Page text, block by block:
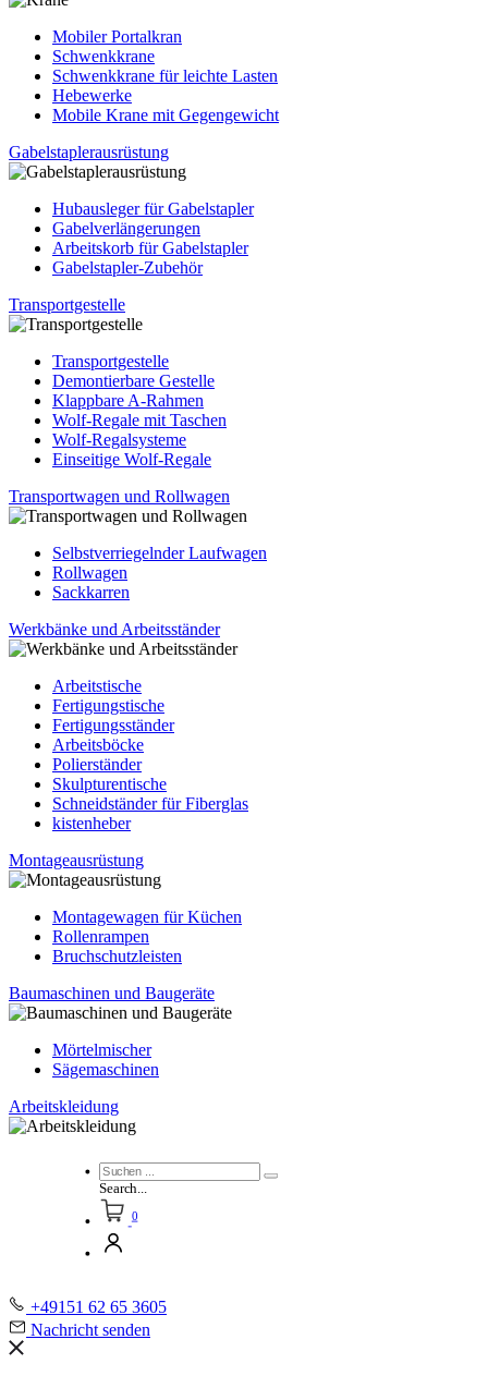
Mobiler Portalkran
Schwenkkrane
Schwenkkrane für leichte Lasten
Hebewerke
Mobile Krane mit Gegengewicht
Gabelstaplerausrüstung
Hubausleger für Gabelstapler
Gabelverlängerungen
Arbeitskorb für Gabelstapler
Gabelstapler-Zubehör
Transportgestelle
Transportgestelle
Demontierbare Gestelle
Klappbare A-Rahmen
Wolf-Regale mit Taschen
Wolf-Regalsysteme
Einseitige Wolf-Regale
Transportwagen und Rollwagen
Selbstverriegelnder Laufwagen
Rollwagen
Sackkarren
Werkbänke und Arbeitsständer
Arbeitstische
Fertigungstische
Fertigungsständer
Arbeitsböcke
Polierständer
Skulpturentische
Schneidständer für Fiberglas
kistenheber
Montageausrüstung
Montagewagen für Küchen
Rollenrampen
Bruchschutzleisten
Baumaschinen und Baugeräte
Mörtelmischer
Sägemaschinen
Arbeitskleidung
Search...
0
+49151 62 65 3605
Nachricht senden